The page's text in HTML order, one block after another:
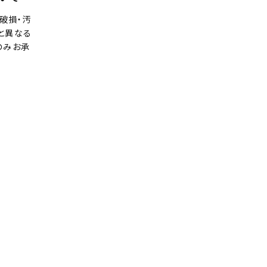
損・汚
異なる
みお承